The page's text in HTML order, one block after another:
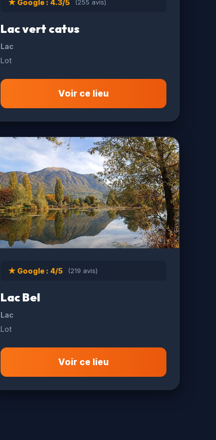
★ Google : 4.3/5 (255 avis)
Lac vert catus
Lac
Lot
Voir ce lieu
★ Google : 4/5 (219 avis)
Lac Bel
Lac
Lot
Voir ce lieu